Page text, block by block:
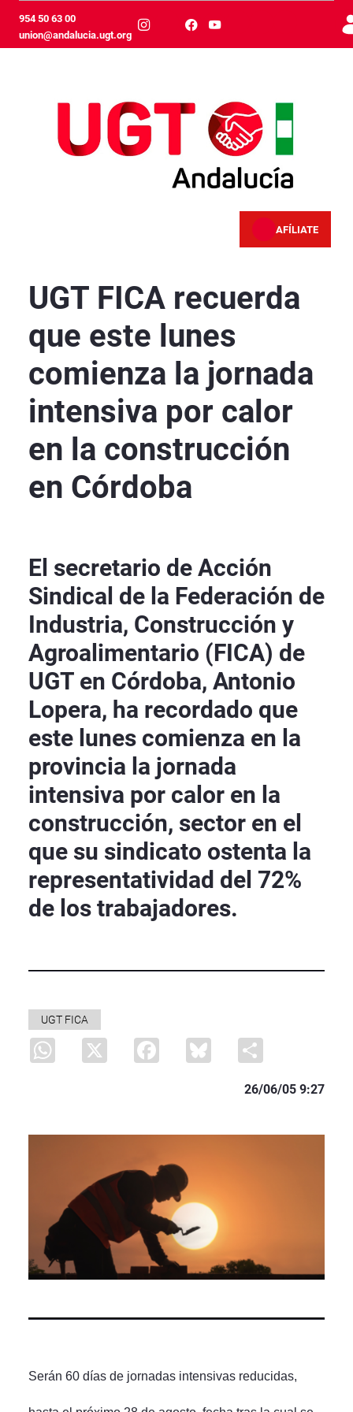
メインコンテンツにスキップ
954 50 63 00
union@andalucia.ugt.org
AFÍLIATE
UGT FICA recuerda
que este lunes
comienza la jornada
intensiva por calor
en la construcción
en Córdoba
El secretario de Acción
Sindical de la Federación de
Industria, Construcción y
Agroalimentario (FICA) de
UGT en Córdoba, Antonio
Lopera, ha recordado que
este lunes comienza en la
provincia la jornada
intensiva por calor en la
construcción, sector en el
que su sindicato ostenta la
representatividad del 72%
de los trabajadores.
UGT FICA
WhatsApp
X Facebook Bluesky
26/06/05 9:27
Serán 60 días de jornadas intensivas reducidas,